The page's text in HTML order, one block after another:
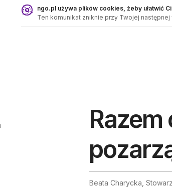
ngo.pl używa plików cookies, żeby ułatwić
Ten komunikat zniknie przy Twojej następnej
Beata Charycka,